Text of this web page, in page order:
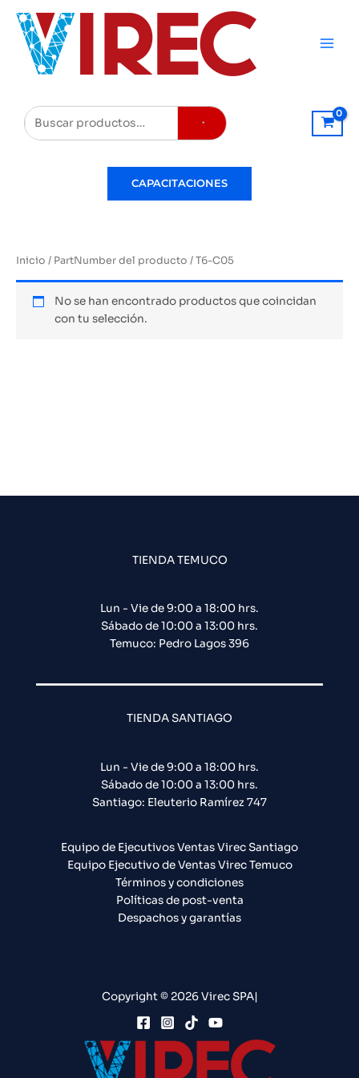
contenido
Buscar
CAPACITACIONES
Inicio / PartNumber del producto / T6-C05
No se han encontrado productos que coincidan
con tu selección.
TIENDA TEMUCO
Lun - Vie de 9:00 a 18:00 hrs.
Sábado de 10:00 a 13:00 hrs.
Temuco: Pedro Lagos 396
TIENDA SANTIAGO
Lun - Vie de 9:00 a 18:00 hrs.
Sábado de 10:00 a 13:00 hrs.
Santiago: Eleuterio Ramírez 747​
Equipo de Ejecutivos Ventas Virec Santiago
Equipo Ejecutivo de Ventas Virec Temuco
Términos y condiciones
Políticas de post-venta
Despachos y garantías
Copyright © 2026 Virec SPA|